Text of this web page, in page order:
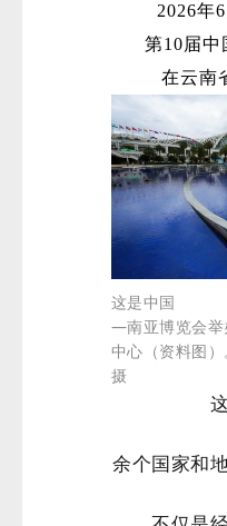
2026年
第10届
在云南
这是中国
—南亚博览会举
中心（资料图
摄
余个国家和